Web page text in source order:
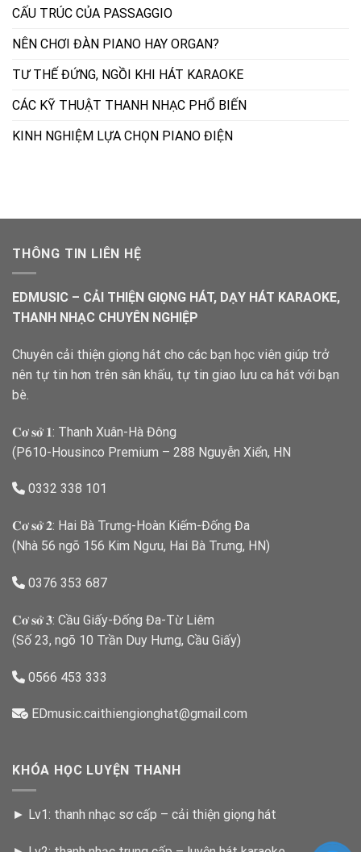
CẤU TRÚC CỦA PASSAGGIO
NÊN CHƠI ĐÀN PIANO HAY ORGAN?
TƯ THẾ ĐỨNG, NGỒI KHI HÁT KARAOKE
CÁC KỸ THUẬT THANH NHẠC PHỔ BIẾN
KINH NGHIỆM LỰA CHỌN PIANO ĐIỆN
THÔNG TIN LIÊN HỆ
EDMUSIC – CẢI THIỆN GIỌNG HÁT, DẠY HÁT KARAOKE,
THANH NHẠC CHUYÊN NGHIỆP
Chuyên cải thiện giọng hát cho các bạn học viên giúp trở
nên tự tin hơn trên sân khấu, tự tin giao lưu ca hát với bạn
bè.
𝐂𝐨̛ 𝐬𝐨̛̉ 𝟏: Thanh Xuân-Hà Đông
(P610-Housinco Premium – 288 Nguyễn Xiển, HN
0332 338 101
𝐂𝐨̛ 𝐬𝐨̛̉ 𝟐: Hai Bà Trưng-Hoàn Kiếm-Đống Đa
(Nhà 56 ngõ 156 Kim Ngưu, Hai Bà Trưng, HN)
0376 353 687
𝐂𝐨̛ 𝐬𝐨̛̉ 𝟑: Cầu Giấy-Đống Đa-Từ Liêm
(Số 23, ngõ 10 Trần Duy Hưng, Cầu Giấy)
0566 453 333
EDmusic.caithiengionghat@gmail.com
KHÓA HỌC LUYỆN THANH
► Lv1: thanh nhạc sơ cấp – cải thiện giọng hát